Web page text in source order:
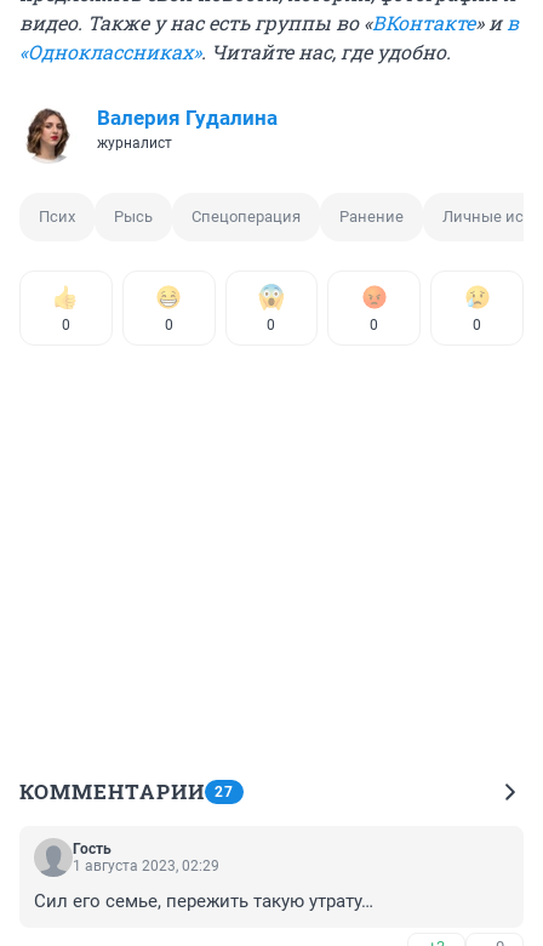
видео. Также у нас есть группы во «ВКонтакте»ив
«Одноклассниках». Читайте нас, где удобно.
Валерия Гудалина
журналист
Псих Рысь Спецоперация Ранение Личные
0 0 0 0 0
КОММЕНТАРИИ 27
Гость
1 августа 2023, 02:29
Сил его семье, пережить такую утрату…